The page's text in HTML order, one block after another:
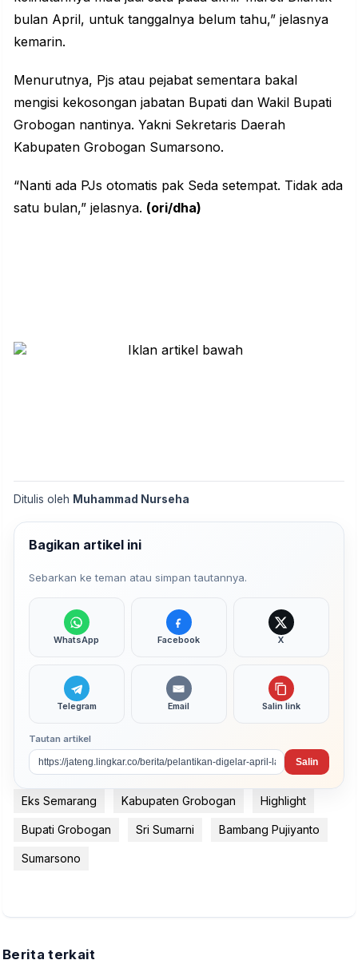
bulan April, untuk tanggalnya belum tahu,” jelasnya
kemarin.
Menurutnya, Pjs atau pejabat sementara bakal
mengisi kekosongan jabatan Bupati dan Wakil Bupati
Grobogan nantinya. Yakni Sekretaris Daerah
Kabupaten Grobogan Sumarsono.
“Nanti ada PJs otomatis pak Seda setempat. Tidak ada
satu bulan,” jelasnya. (ori/dha)
Ditulis oleh Muhammad Nurseha
Bagikan artikel ini
Sebarkan ke teman atau simpan tautannya.
WhatsApp Facebook X
Telegram Email Salin link
Tautan artikel
Salin
Eks Semarang Kabupaten Grobogan Highlight
Bupati Grobogan Sri Sumarni Bambang Pujiyanto
Sumarsono
Berita terkait